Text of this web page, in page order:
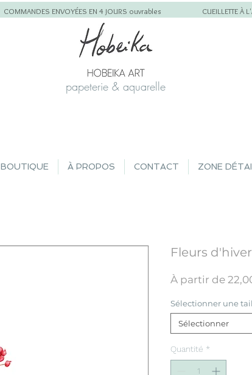
COMMANDES ENVOYÉES EN 4 JOURS ouvrables CUEILLETTE À
papeterie & aquarelle
BOUTIQUE À PROPOS CONTACT ZONE
Fleurs
À partir de
Sélectionner une
Sélectionner
Quantité *